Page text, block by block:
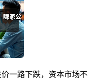
一路下跌，资本市场不